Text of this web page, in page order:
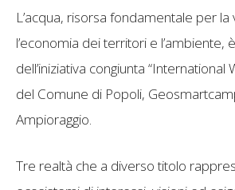
L’acqua, risorsa fondamentale per
l’economia dei territori e l’ambiente,
dell’iniziativa congiunta “International
del Comune di Popoli,
Ampioraggio.
Tre realtà che a diverso titolo